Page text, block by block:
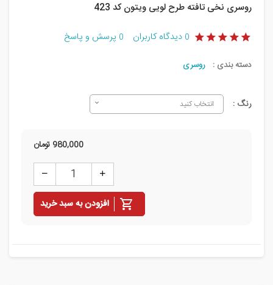
روسری نخی تافته طرح لویی ویتون کد 423
0 دیدگاه کاربران 0 پرسش و پاسخ
دسته بندی : روسری
رنگ : انتخاب کنید
980,000 تومان
افزودن به سبد خرید